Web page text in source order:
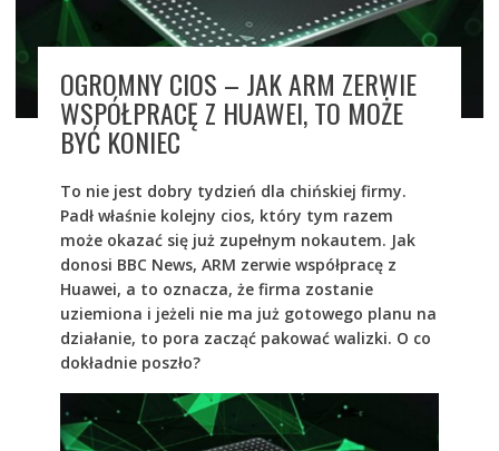
OGROMNY CIOS – JAK ARM ZERWIE
WSPÓŁPRACĘ Z HUAWEI, TO MOŻE
BYĆ KONIEC
To nie jest dobry tydzień dla chińskiej firmy.
Padł właśnie kolejny cios, który tym razem
może okazać się już zupełnym nokautem. Jak
donosi BBC News, ARM zerwie współpracę z
Huawei, a to oznacza, że firma zostanie
uziemiona i jeżeli nie ma już gotowego planu na
działanie, to pora zacząć pakować walizki. O co
dokładnie poszło?